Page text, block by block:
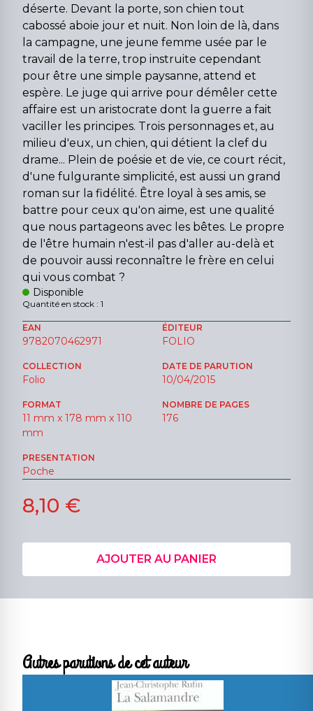
déserte. Devant la porte, son chien tout
cabossé aboie jour et nuit. Non loin de là, dans
la campagne, une jeune femme usée par le
travail de la terre, trop instruite cependant
pour être une simple paysanne, attend et
espère. Le juge qui arrive pour démêler cette
affaire est un aristocrate dont la guerre a fait
vaciller les principes. Trois personnages et, au
milieu d'eux, un chien, qui détient la clef du
drame... Plein de poésie et de vie, ce court récit,
d'une fulgurante simplicité, est aussi un grand
roman sur la fidélité. Être loyal à ses amis, se
battre pour ceux qu'on aime, est une qualité
que nous partageons avec les bêtes. Le propre
de l'être humain n'est-il pas d'aller au-delà et
de pouvoir aussi reconnaître le frère en celui
qui vous combat ?
Disponible
Quantité en stock : 1
EAN
9782070462971
ÉDITEUR
FOLIO
COLLECTION
Folio
DATE DE PARUTION
10/04/2015
FORMAT
11 mm x 178 mm x 110
mm
NOMBRE DE PAGES
176
PRESENTATION
Poche
8,10 €
AJOUTER AU PANIER
Autres parutions de cet auteur